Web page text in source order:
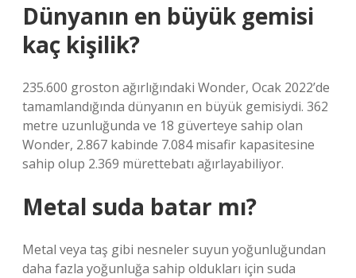
Dünyanın en büyük gemisi
kaç kişilik?
235.600 groston ağırlığındaki Wonder, Ocak 2022’de
tamamlandığında dünyanın en büyük gemisiydi. 362
metre uzunluğunda ve 18 güverteye sahip olan
Wonder, 2.867 kabinde 7.084 misafir kapasitesine
sahip olup 2.369 mürettebatı ağırlayabiliyor.
Metal suda batar mı?
Metal veya taş gibi nesneler suyun yoğunluğundan
daha fazla yoğunluğa sahip oldukları için suda